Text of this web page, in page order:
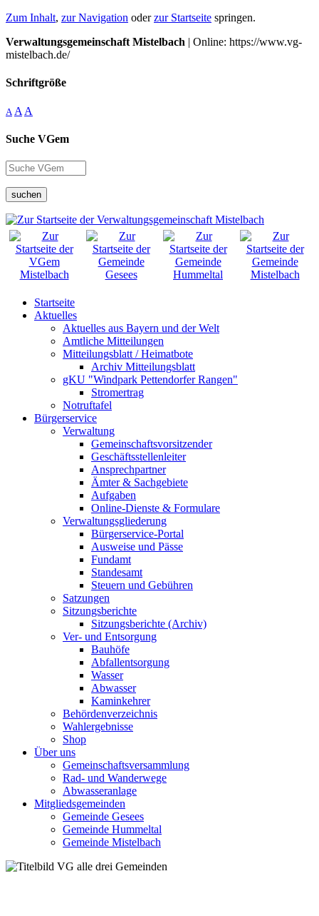
Zum Inhalt, zur Navigation oderzur Startseite springen.
Verwaltungsgemeinschaft Mistelbach | Online: https://www.vg-
mistelbach.de/
Schriftgröße
A A A
Suche VGem
suchen
Startseite
Aktuelles
Aktuelles aus Bayern und der Welt
Amtliche Mitteilungen
Mitteilungsblatt / Heimatbote
Archiv Mitteilungsblatt
gKU "Windpark Pettendorfer Rangen"
Stromertrag
Notruftafel
Bürgerservice
Verwaltung
Gemeinschaftsvorsitzender
Geschäftsstellenleiter
Ansprechpartner
Ämter & Sachgebiete
Aufgaben
Online-Dienste & Formulare
Verwaltungsgliederung
Bürgerservice-Portal
Ausweise und Pässe
Fundamt
Standesamt
Steuern und Gebühren
Satzungen
Sitzungsberichte
Sitzungsberichte (Archiv)
Ver- und Entsorgung
Bauhöfe
Abfallentsorgung
Wasser
Abwasser
Kaminkehrer
Behördenverzeichnis
Wahlergebnisse
Shop
Über uns
Gemeinschaftsversammlung
Rad- und Wanderwege
Abwasseranlage
Mitgliedsgemeinden
Gemeinde Gesees
Gemeinde Hummeltal
Gemeinde Mistelbach